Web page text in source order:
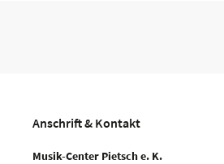
Anschrift & Kontakt
Musik-Center Pietsch e. K.